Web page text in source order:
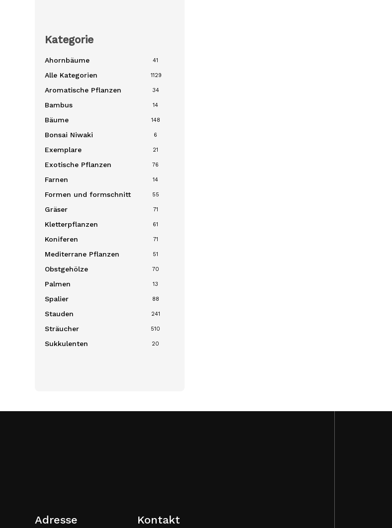
Kategorie
Ahornbäume 41
Alle Kategorien 1129
Aromatische Pflanzen 34
Bambus 14
Bäume 148
Bonsai Niwaki 6
Exemplare 21
Exotische Pflanzen 76
Farnen 14
Formen und formschnitt 55
Gräser 71
Kletterpflanzen 61
Koniferen 71
Mediterrane Pflanzen 51
Obstgehölze 70
Palmen 13
Spalier 88
Stauden 241
Sträucher 510
Sukkulenten 20
Adresse Kontakt